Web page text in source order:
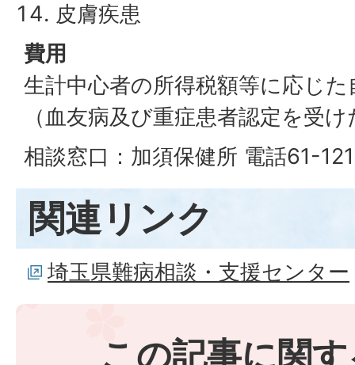
皮膚疾患
費用
生計中心者の所得税額等に応じ
（血友病及び重症患者認定を受
相談窓口：加須保健所 電話61-
関連リンク
埼玉県難病相談・支援センター
この記事に関